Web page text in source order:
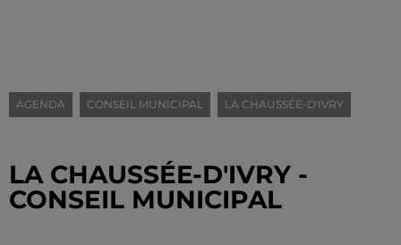
AGENDA CONSEIL MUNICIPAL LA CHAUSSÉE-D'IVRY
LA CHAUSSÉE-D'IVRY -
CONSEIL MUNICIPAL